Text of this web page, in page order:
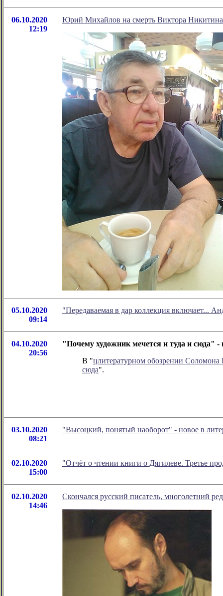
06.10.2020
12:19
Юрий Михайлов на смерть Виктора Никитина
05.10.2020
09:14
"Передаваемая в дар коллекция включает...
04.10.2020
20:56
"Почему художник мечется и туда и сюда"
В "цлитературном обозрении
сюда".
03.10.2020
08:21
"Высоцкий, понятый наоборот" - новое в
02.10.2020
15:00
"Отчёт о чтении книги о Дягилеве. Третье
02.10.2020
14:46
Скончался русский писатель, многолетний